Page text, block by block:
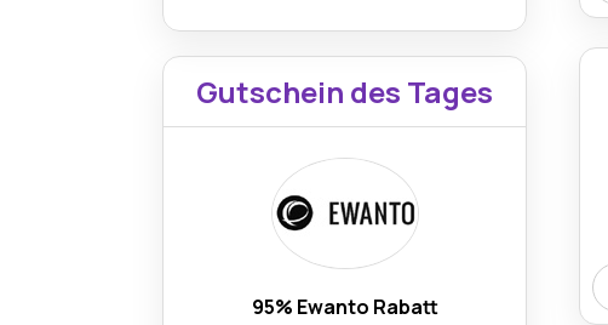
Gutschein des Tages
95% Ewanto Rabatt